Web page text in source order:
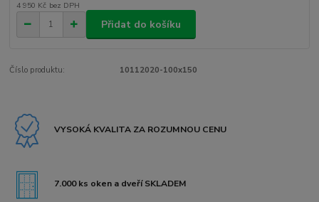
4 950 Kč bez DPH
Přidat do košíku
Číslo produktu: 10112020-100x150
VYSOKÁ KVALITA ZA ROZUMNOU CENU
7.000 ks oken a dveří SKLADEM